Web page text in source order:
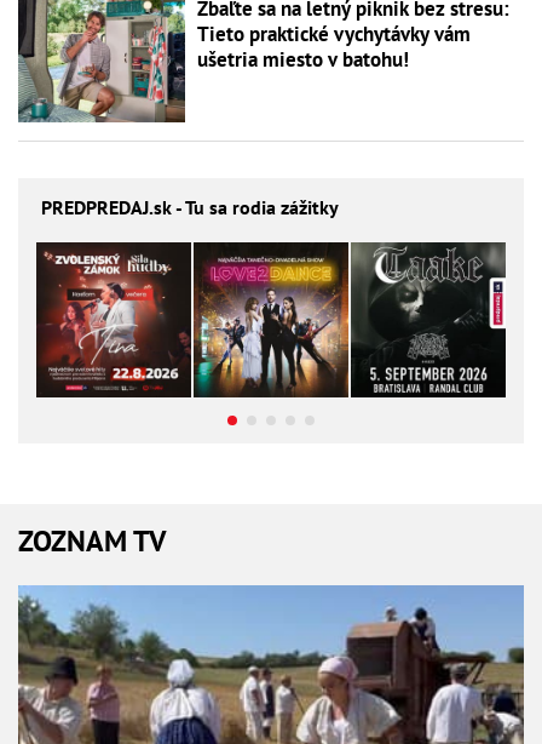
Zbaľte sa na letný piknik bez stresu:
Tieto praktické vychytávky vám
ušetria miesto v batohu!
PREDPREDAJ.sk - Tu sa rodia zážitky
ZOZNAM TV